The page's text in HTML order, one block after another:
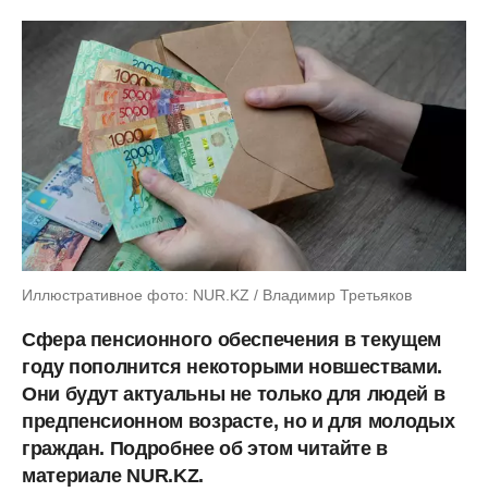
Иллюстративное фото: NUR.KZ / Владимир Третьяков
Сфера пенсионного обеспечения в текущем
году пополнится некоторыми новшествами.
Они будут актуальны не только для людей в
предпенсионном возрасте, но и для молодых
граждан. Подробнее об этом читайте в
материале NUR.KZ.